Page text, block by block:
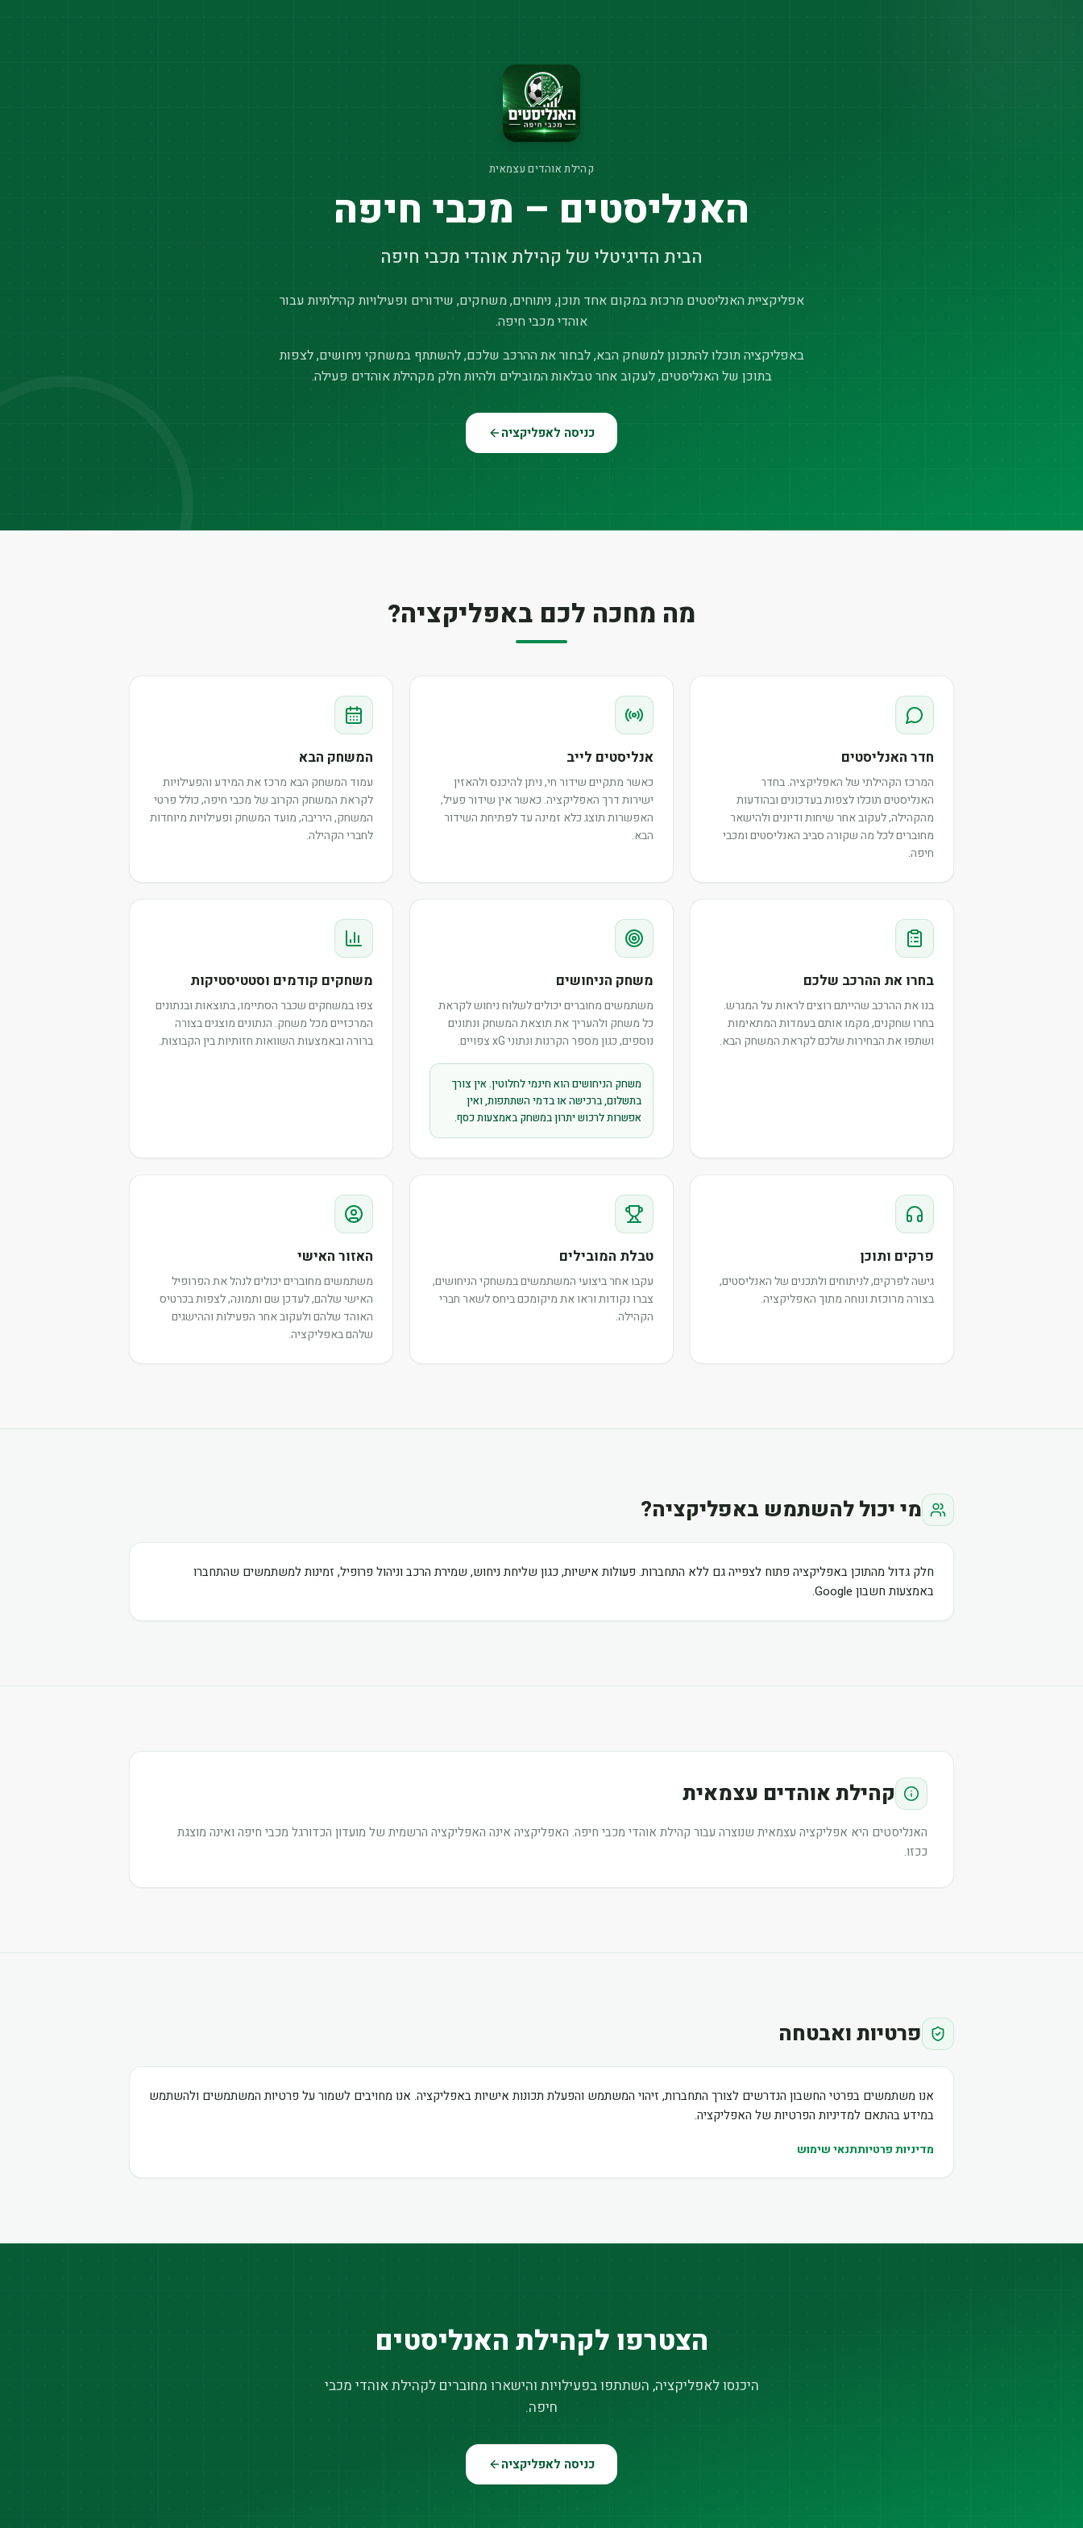
קהילת אוהדים עצמאית
האנליסטים – מכבי חיפה
הבית הדיגיטלי של קהילת אוהדי מכבי חיפה
אפליקציית האנליסטים מרכזת במקום אחד תוכן, ניתוחים, משחקים, שידורים ופעילויות קהילתיות עבור
אוהדי מכבי חיפה.
באפליקציה תוכלו להתכונן למשחק הבא, לבחור את ההרכב שלכם, להשתתף במשחקי ניחושים, לצפות
בתוכן של האנליסטים, לעקוב אחר טבלאות המובילים ולהיות חלק מקהילת אוהדים פעילה.
כניסה לאפליקציה
מה מחכה לכם באפליקציה?
חדר האנליסטים
המרכז הקהילתי של האפליקציה. בחדר
האנליסטים תוכלו לצפות בעדכונים ובהודעות
מהקהילה, לעקוב אחר שיחות ודיונים ולהישאר
מחוברים לכל מה שקורה סביב האנליסטים ומכבי
חיפה.
אנליסטים לייב
כאשר מתקיים שידור חי, ניתן להיכנס ולהאזין
ישירות דרך האפליקציה. כאשר אין שידור פעיל,
האפשרות תוצג כלא זמינה עד לפתיחת השידור
הבא.
המשחק הבא
עמוד המשחק הבא מרכז את המידע והפעילויות
לקראת המשחק הקרוב של מכבי חיפה, כולל פרטי
המשחק, היריבה, מועד המשחק ופעילויות מיוחדות
לחברי הקהילה.
בחרו את ההרכב שלכם
בנו את ההרכב שהייתם רוצים לראות על המגרש.
בחרו שחקנים, מקמו אותם בעמדות המתאימות
ושתפו את הבחירות שלכם לקראת המשחק הבא.
משחק הניחושים
משתמשים מחוברים יכולים לשלוח ניחוש לקראת
כל משחק ולהעריך את תוצאת המשחק ונתונים
נוספים, כגון מספר הקרנות ונתוני xG צפויים.
משחק הניחושים הוא חינמי לחלוטין. אין צורך
בתשלום, ברכישה או בדמי השתתפות, ואין
אפשרות לרכוש יתרון במשחק באמצעות כסף.
משחקים קודמים וסטטיסטיקות
צפו במשחקים שכבר הסתיימו, בתוצאות ובנתונים
המרכזיים מכל משחק. הנתונים מוצגים בצורה
ברורה ובאמצעות השוואות חזותיות בין הקבוצות.
פרקים ותוכן
גישה לפרקים, לניתוחים ולתכנים של האנליסטים,
בצורה מרוכזת ונוחה מתוך האפליקציה.
טבלת המובילים
עקבו אחר ביצועי המשתמשים במשחקי הניחושים,
צברו נקודות וראו את מיקומכם ביחס לשאר חברי
הקהילה.
האזור האישי
משתמשים מחוברים יכולים לנהל את הפרופיל
האישי שלהם, לעדכן שם ותמונה, לצפות בכרטיס
האוהד שלהם ולעקוב אחר הפעילות וההישגים
שלהם באפליקציה.
מי יכול להשתמש באפליקציה?
חלק גדול מהתוכן באפליקציה פתוח לצפייה גם ללא התחברות. פעולות אישיות, כגון שליחת ניחוש, שמירת הרכב וניהול פרופיל, זמינות למשתמשים שהתחברו
באמצעות חשבון Google.
קהילת אוהדים עצמאית
האנליסטים היא אפליקציה עצמאית שנוצרה עבור קהילת אוהדי מכבי חיפה. האפליקציה אינה האפליקציה הרשמית של מועדון הכדורגל מכבי חיפה ואינה מוצגת
ככזו.
פרטיות ואבטחה
אנו משתמשים בפרטי החשבון הנדרשים לצורך התחברות, זיהוי המשתמש והפעלת תכונות אישיות באפליקציה. אנו מחויבים לשמור על פרטיות המשתמשים ולהשתמש
במידע בהתאם למדיניות הפרטיות של האפליקציה.
מדיניות פרטיותתנאי שימוש
הצטרפו לקהילת האנליסטים
היכנסו לאפליקציה, השתתפו בפעילויות והישארו מחוברים לקהילת אוהדי מכבי
חיפה.
כניסה לאפליקציה